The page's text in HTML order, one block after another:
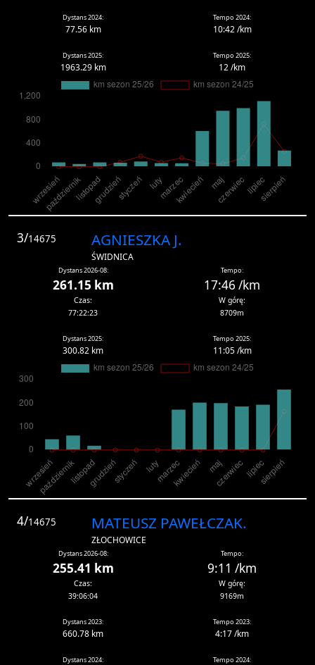
Dystans 2024:
77.56 km
Tempo 2024:
10:42 /km
Dystans 2025:
1963.29 km
Tempo 2025:
12 /km
3/14675 AGNIESZKA J.
ŚWIDNICA
Dystans 2026-08:
261.15 km
Tempo:
17:46 /km
Czas:
77:22:23
W górę:
8709m
Dystans 2025:
300.82 km
Tempo 2025:
11:05 /km
4/14675 MATEUSZ PAWEŁCZAK.
ZŁOCHOWICE
Dystans 2026-08:
255.41 km
Tempo:
9:11 /km
Czas:
39:06:04
W górę:
9169m
Dystans 2023:
660.78 km
Tempo 2023:
4:17 /km
Dystans 2024: Tempo 2024: